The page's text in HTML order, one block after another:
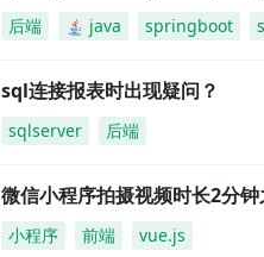
后端 java springboot
sql连接报表时出现疑问？
sqlserver 后端
微信小程序拍摄视频时长2分
小程序 前端 vue.js